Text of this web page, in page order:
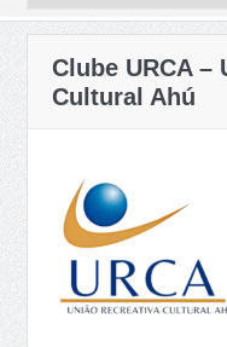
Clube URCA –
Cultural Ahú